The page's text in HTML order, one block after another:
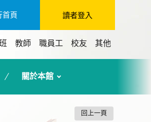
首頁 讀者登入
教師 職員工 校友 其他
關於本館
回上一頁